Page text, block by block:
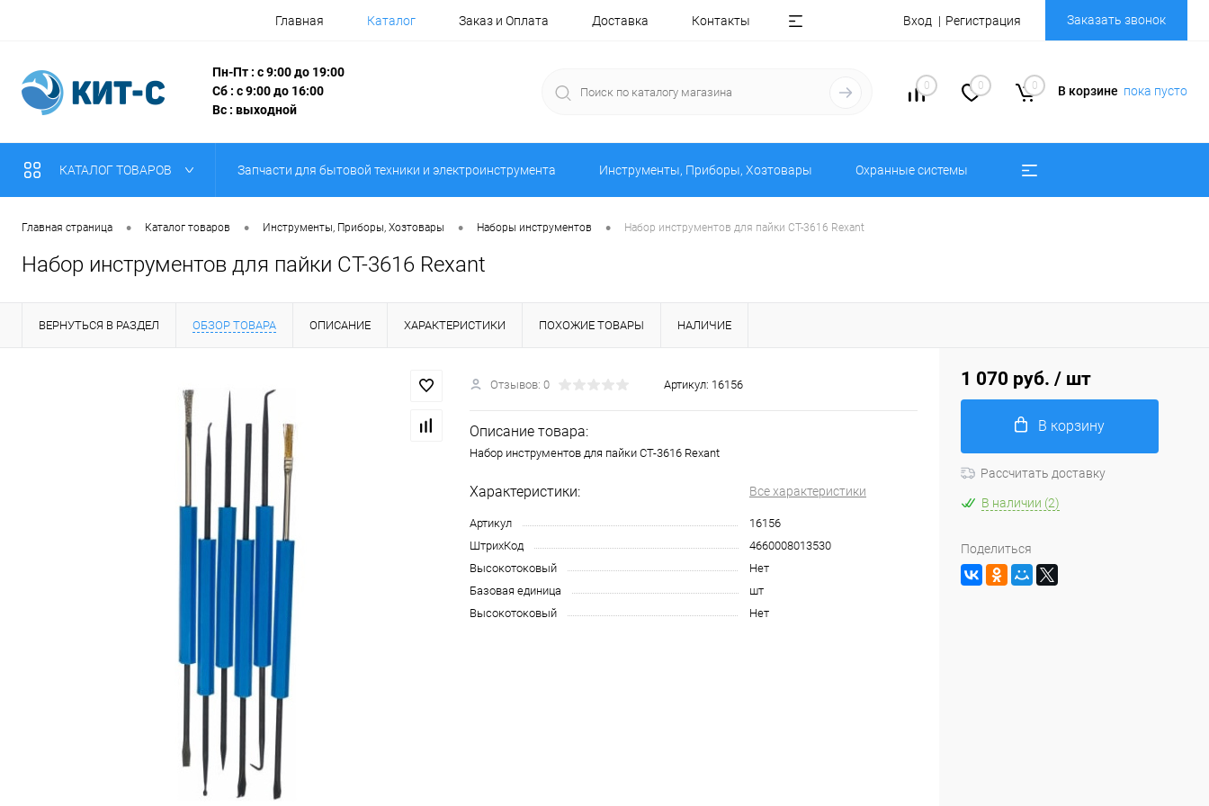
Главная Каталог Заказ и Оплата Доставка Контакты Вход Регистрация Заказать звонок
Пн-Пт : с 9:00 до 19:00
Сб : с 9:00 до 16:00
Вс : выходной
0 0 0 В корзине пока пусто
КАТАЛОГ ТОВАРОВ Запчасти для бытовой техники и электроинструмента Инструменты, Приборы, Хозтовары Охранные системы
Главная страница • Каталог товаров • Инструменты, Приборы, Хозтовары • Наборы инструментов • Набор инструментов для пайки CT-3616 Rexant
Набор инструментов для пайки CT-3616 Rexant
ВЕРНУТЬСЯ В РАЗДЕЛ ОБЗОР ТОВАРА ОПИСАНИЕ ХАРАКТЕРИСТИКИ ПОХОЖИЕ ТОВАРЫ НАЛИЧИЕ
Отзывов: 0 Артикул: 16156
Описание товара:
Набор инструментов для пайки CT-3616 Rexant
Характеристики: Все характеристики
Артикул
16156
ШтрихКод
4660008013530
Высокотоковый
Нет
Базовая единица
шт
Высокотоковый
Нет
1 070 руб. / шт
В корзину
Рассчитать доставку
В наличии (2)
Поделиться